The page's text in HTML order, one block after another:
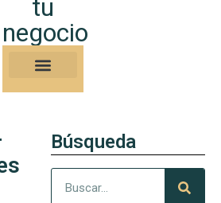
tu
negocio
Búsqueda